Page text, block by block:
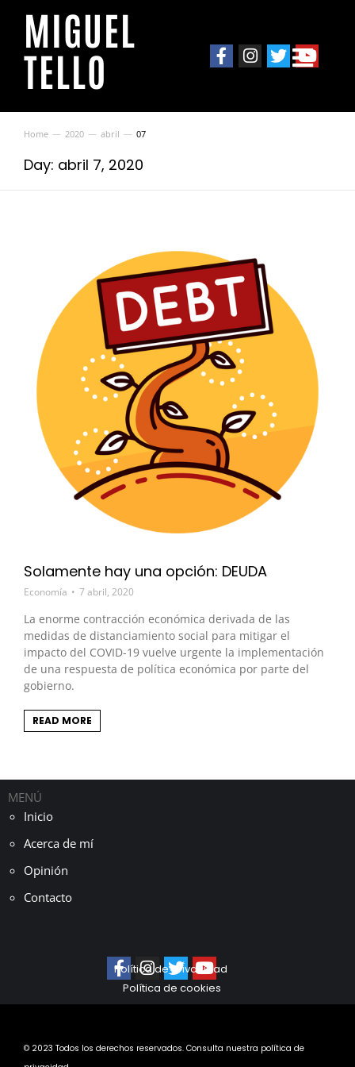
MIGUEL
TELLO
You are here:
Home 2020 abril 07
Day: abril 7, 2020
Solamente hay una opción: DEUDA
Economía 7 abril, 2020
La enorme contracción económica derivada de las
medidas de distanciamiento social para mitigar el
impacto del COVID-19 vuelve urgente la implementación
de una respuesta de política económica por parte del
gobierno.
READ MORE
MENÚ
Inicio
Acerca de mí
Opinión
Contacto
Política de privacidad
Política de cookies
© 2023 Todos los derechos reservados. Consulta nuestra política de